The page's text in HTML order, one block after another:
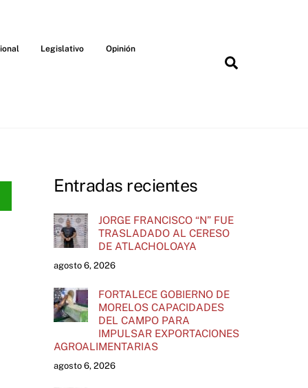
Legislativo Opinión
Entradas recientes
JORGE FRANCISCO “N” FUE
TRASLADADO AL CERESO
DE ATLACHOLOAYA
agosto 6, 2026
FORTALECE GOBIERNO DE
MORELOS CAPACIDADES
DEL CAMPO PARA
IMPULSAR EXPORTACIONES
AGROALIMENTARIAS
agosto 6, 2026